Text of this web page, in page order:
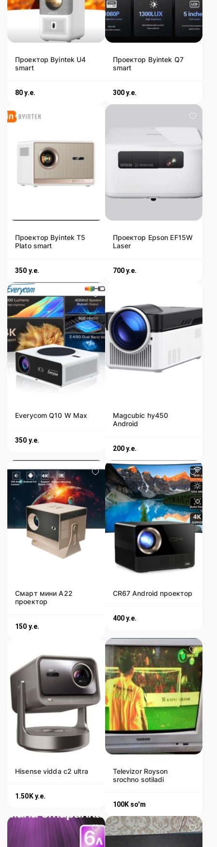
Проектор Byintek U4
smart
80 y.e.
Проектор Byintek Q7
smart
300y.e.
Проектор Byintek T5
Plato smart
350 y.e.
Проектор Epson EF15W
Laser
700y.e.
Everycom Q10 W Max
350 y.e.
Magcubic hy450
Android
200y.e.
Смарт мини А22
проектор
150 y.e.
CR67 Android проектор
400y.e.
Hisense vidda c2 ultra
1.50K y.e.
Televizor Royson
srochno sotiladi
100K so'm